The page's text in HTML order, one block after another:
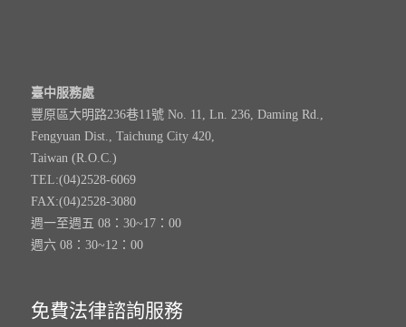
臺中服務處
豐原區大明路236巷11號 No. 11, Ln. 236, Daming Rd.,
Fengyuan Dist., Taichung City 420,
Taiwan (R.O.C.)
TEL:(04)2528-6069
FAX:(04)2528-3080
週一至週五 08：30~17：00
週六 08：30~12：00
免費法律諮詢服務